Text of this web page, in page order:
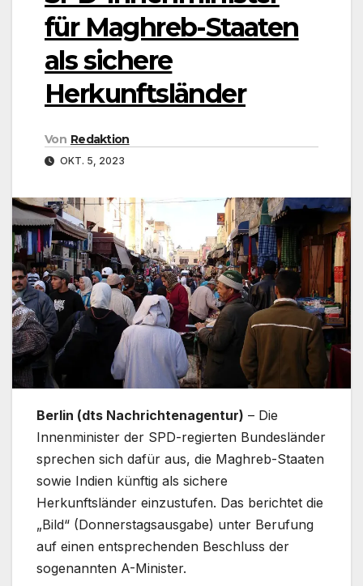
für Maghreb-Staaten
als sichere
Herkunftsländer
Von Redaktion
OKT. 5, 2023
Berlin (dts Nachrichtenagentur) – Die
Innenminister der SPD-regierten Bundesländer
sprechen sich dafür aus, die Maghreb-Staaten
sowie Indien künftig als sichere
Herkunftsländer einzustufen. Das berichtet die
„Bild“ (Donnerstagsausgabe) unter Berufung
auf einen entsprechenden Beschluss der
sogenannten A-Minister.